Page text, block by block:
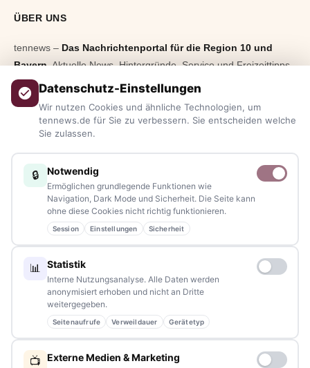
ÜBER UNS
tennews – Das Nachrichtenportal für die Region 10 und
Bayern.Aktuelle News, Hintergründe, Service und Freizeittipps
aus allen Regionen, Städten und Landkreisen.
Blaulicht, von Kultur bis Sport, von Alltagstipps bis
Veranstaltungen – immer aktuell, immer aus Ihrer Nähe.
kennen eine Geschichte, die erzählt werden sollte?
Schreiben Sie uns – gemeinsam mit unseren Leserinnen und
Lesern bleiben wir am Puls der Zeit.
Partnerschaften: info@tennews.de
NAVIGATION
Home
Datenschutz-Einstellungen
Wir nutzen Cookies und ähnliche Technologien, um
tennews.de für Sie zu verbessern. Sie entscheiden welche
Sie zulassen.
🔒 Notwendig
Ermöglichen grundlegende Funktionen wie
Navigation, Dark Mode und Sicherheit. Die Seite kann
ohne diese Cookies nicht richtig funktionieren.
Session Einstellungen Sicherheit
📊 Statistik
Interne Nutzungsanalyse. Alle Daten werden
anonymisiert erhoben und nicht an Dritte
weitergegeben.
Seitenaufrufe Verweildauer Gerätetyp
📺 Externe Medien & Marketing